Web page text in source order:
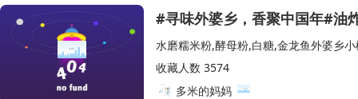
#寻味外婆乡，香聚中国年#油
水磨糯米粉,酵母粉,白糖,金龙鱼外婆乡
收藏人数 3574
多米的妈妈